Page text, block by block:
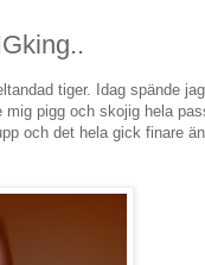
tiger. Idag spände
pigg och skojig hela
och det hela gick finare